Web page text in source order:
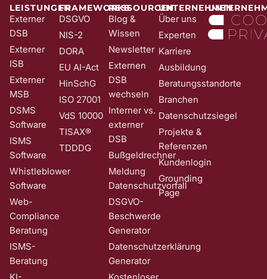
Wirkung für die Zukunft und ohne Angabe von Gründen widerrufen;
z. B. durch Klick auf den Abmeldelink am Ende jedes Newsletters.
Nähere Informationen zur Verarbeitung Ihrer Daten finden Sie in
Date​​​​nschutzerklärung .
LEISTUNGEN
Externer
DSB
Externer
ISB
Externer
MSB
DSMS
Software
ISMS
Software
Whistleblower
Software
Web-
Compliance
Beratung
ISMS-
Beratung
FRAMEWORKS
DSGVO
NIS-2
DORA
EU AI-Act
HinSchG
ISO 27001
VdS 10000
TISAX®
TDDDG
RESSOURCEN
Blog &
Wissen
Newsletter
Externen
DSB
wechseln
Interner vs.
externer
DSB
Bußgeldrechner
Meldung
Datenschutzvorfall
DSGVO-
Beschwerde
Generator
Datenschutzerklärung
Generator
UNTERNEHMEN
Über uns
Experten
Karriere
Ausbildung
Beratungsstandorte
Branchen
Datenschutzsiegel
Projekte &
Referenzen
Kundenlogin
Grounding
Page